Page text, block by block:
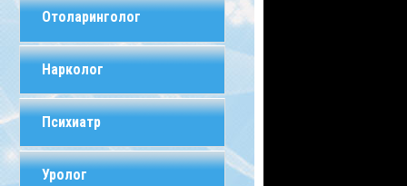
Отоларинголог
Нарколог
Психиатр
Уролог